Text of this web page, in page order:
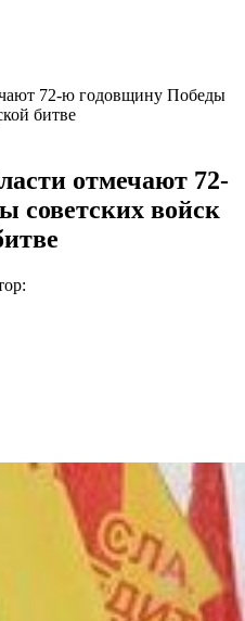
72-ю годовщину Победы
битве
отмечают 72-
советских войск